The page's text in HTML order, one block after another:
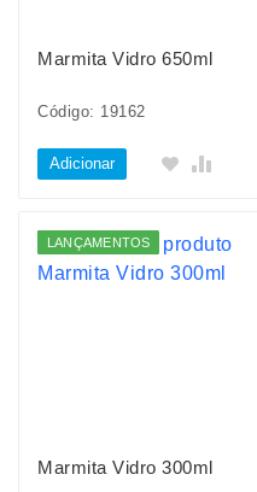
Marmita Vidro 650ml
Código: 19162
Adicionar
LANÇAMENTOS
Marmita Vidro 300ml